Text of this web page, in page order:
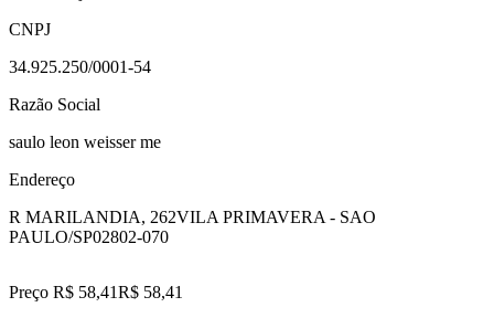
CNPJ
34.925.250/0001-54
Razão Social
saulo leon weisser me
Endereço
R MARILANDIA, 262VILA PRIMAVERA - SAO
PAULO/SP02802-070
Preço R$ 58,41R$ 58,41